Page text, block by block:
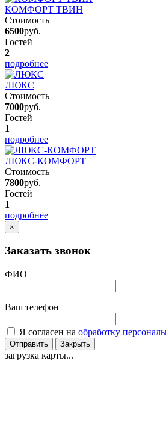
КОМФОРТ ТВИН
Стоимость
6500руб.
Гостей
2
подробнее
ЛЮКС
Стоимость
7000руб.
Гостей
1
подробнее
ЛЮКС-КОМФОРТ
Стоимость
7800руб.
Гостей
1
подробнее
×
Заказать звонок
ФИО
Ваш телефон
Я согласен на обработку
Отправить Закрыть
загрузка карты...